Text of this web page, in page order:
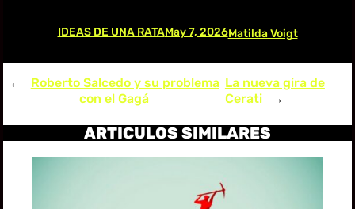
IDEAS DE UNA RATAMay 7, 2026Matilda Voigt
←
Roberto Salcedo y su problema
con el Gagá
La nueva gira de
Cerati
→
ARTICULOS SIMILARES